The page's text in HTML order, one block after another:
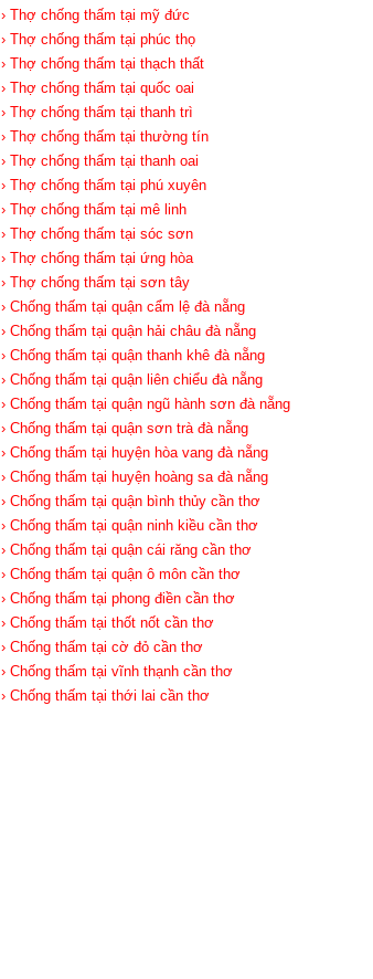
› Thợ chống thấm tại mỹ đức
› Thợ chống thấm tại phúc thọ
› Thợ chống thấm tại thạch thất
› Thợ chống thấm tại quốc oai
› Thợ chống thấm tại thanh trì
› Thợ chống thấm tại thường tín
› Thợ chống thấm tại thanh oai
› Thợ chống thấm tại phú xuyên
› Thợ chống thấm tại mê linh
› Thợ chống thấm tại sóc sơn
› Thợ chống thấm tại ứng hòa
› Thợ chống thấm tại sơn tây
› Chống thấm tại quận cẩm lệ đà nẵng
› Chống thấm tại quận hải châu đà nẵng
› Chống thấm tại quận thanh khê đà nẵng
› Chống thấm tại quận liên chiểu đà nẵng
› Chống thấm tại quận ngũ hành sơn đà nẵng
› Chống thấm tại quận sơn trà đà nẵng
› Chống thấm tại huyện hòa vang đà nẵng
› Chống thấm tại huyện hoàng sa đà nẵng
› Chống thấm tại quận bình thủy cần thơ
› Chống thấm tại quận ninh kiều cần thơ
› Chống thấm tại quận cái răng cần thơ
› Chống thấm tại quận ô môn cần thơ
› Chống thấm tại phong điền cần thơ
› Chống thấm tại thốt nốt cần thơ
› Chống thấm tại cờ đỏ cần thơ
› Chống thấm tại vĩnh thạnh cần thơ
› Chống thấm tại thới lai cần thơ